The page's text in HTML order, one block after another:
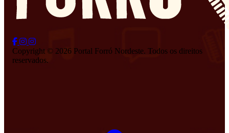
Copyright © 2026 Portal Forró Nordeste. Todos os direitos
reservados.